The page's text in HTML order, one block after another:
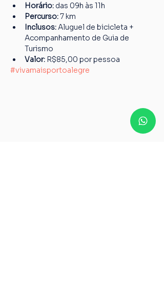
Horário: das 09h às 11h
Percurso: 7 km
Inclusos: Aluguel de bicicleta +
Acompanhamento de Guia de
Turismo
Valor: R$85,00 por pessoa
#vivamaisportoalegre